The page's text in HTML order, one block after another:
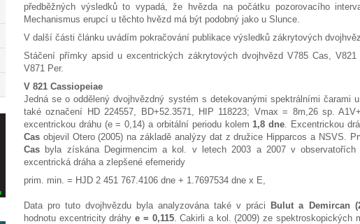
předběžných výsledků to vypadá, že hvězda na počátku pozorovacího
Mechanismus erupcí u těchto hvězd má být podobný jako u Slunce.
V další části článku uvádím pokračování publikace výsledků zákrytových
Stáčení přímky apsid u excentrických zákrytových dvojhvězd V785 Cas,
V871 Per.
V 821 Cassiopeiae
Jedná se o oddělený dvojhvězdný systém s detekovanými spektrálními čarami
také označení HD 224557, BD+52.3571, HIP 118223; Vmax = 8m,26 sp.
excentrickou dráhu (e = 0,14) a orbitální periodu kolem1,8 dne. Excentrickou
Cas objevil Otero (2005) na základě analýzy dat z družice Hipparcos a NSVS.
Cas byla získána Degirmencim a kol. v letech 2003 a 2007 v
excentrická dráha a zlepšené efemeridy
prim. min. = HJD 2 451 767.4106 dne + 1.7697534 dne x E,
Data pro tuto dvojhvězdu byla analyzována také v práci Bulut a Demircan
hodnotu excentricity dráhye = 0,115. Cakirli a kol. (2009) ze spektroskopických